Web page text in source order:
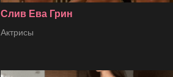
Слив Ева Грин
Актрисы